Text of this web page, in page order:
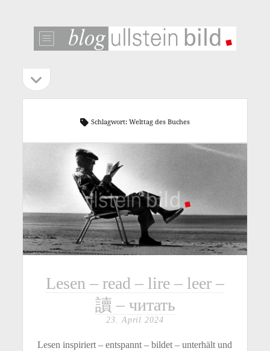
ullstein
bild
Seitenleiste
öffnen
Schlagwort: Welttag des Buches
Lesen – read – lire – leer –
讀 – читать
23. April 2024
Lesen inspiriert – entspannt – bildet – unterhält und